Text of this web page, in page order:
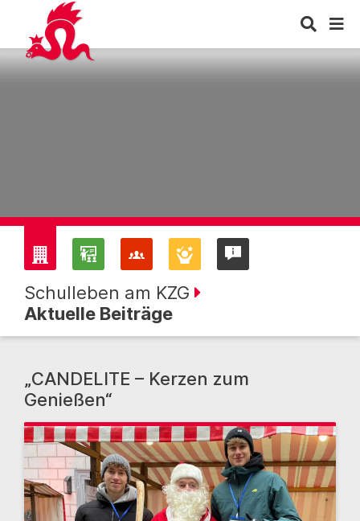
Schulleben am KZG
Aktuelle Beiträge
„CANDELITE – Kerzen zum
Genießen“